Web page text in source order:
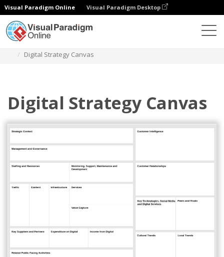
Visual Paradigm Online Visual Paradigm Desktop
Digital Strategy Canvas
Digital Strategy Canvas